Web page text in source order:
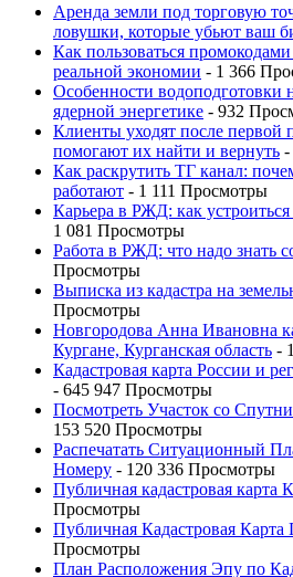
Аренда земли под торговую
ловушки, которые убьют ваш
Как пользоваться
реальной экономии - 1 366
Особенности
ядерной энергетике - 932
Клиенты уходят после первой
помогают их найти и вернуть -
Как раскрутить ТГ канал:
работают - 1 111 Просмотры
Карьера в РЖД: как
1 081 Просмотры
Работа в РЖД: что надо знать
Просмотры
Выписка из кадастра на
Просмотры
Новгородова Анна Ивановна
Кургане, Курганская область -
Кадастровая карта России и
- 645 947 Просмотры
Посмотреть Участок со
153 520 Просмотры
Распечатать Ситуационный
Номеру - 120 336 Просмотры
Публичная кадастровая карта
Просмотры
Публичная Кадастровая Карта
Просмотры
План Расположения Эпу по